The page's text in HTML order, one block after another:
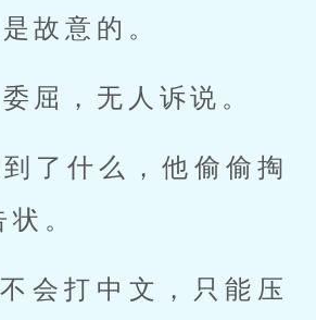
故意的。
屈，无人诉说。
了什么，他偷偷掏
。
会打中文，只能压